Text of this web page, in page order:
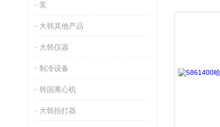
泵
大韩其他产品
大韩仪器
制冷设备
韩国离心机
大韩拍打器